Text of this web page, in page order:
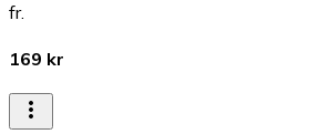
fr.
169 kr